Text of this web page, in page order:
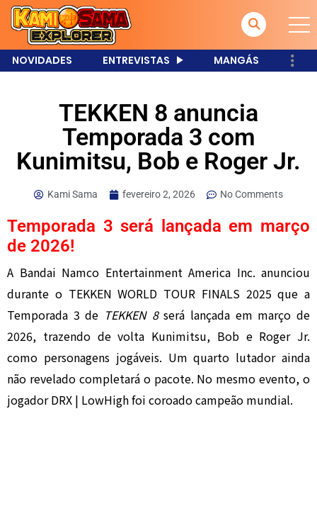
NOVIDADES ENTREVISTAS MANGÁS
TEKKEN 8 anuncia
Temporada 3 com
Kunimitsu, Bob e Roger Jr.
Kami Sama fevereiro 2, 2026 No Comments
Temporada 3 será lançada em março
de 2026!
A Bandai Namco Entertainment America Inc. anunciou
durante o TEKKEN WORLD TOUR FINALS 2025 que a
Temporada 3 de TEKKEN 8será lançada em março de
2026, trazendo de volta Kunimitsu, Bob e Roger Jr.
como personagens jogáveis. Um quarto lutador ainda
não revelado completará o pacote. No mesmo evento, o
jogador DRX | LowHigh foi coroado campeão mundial.